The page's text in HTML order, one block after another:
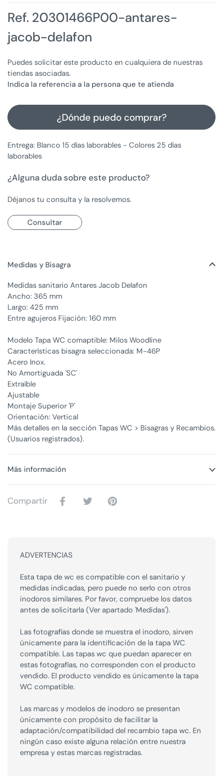
Ref. 20301466P00-antares-
jacob-delafon
Puedes solicitar este producto en cualquiera de nuestras
tiendas asociadas.
Indica la referencia a la persona que te atienda
¿Dónde puedo comprar?
Entrega: Blanco 15 días laborables - Colores 25 días
laborables
¿Alguna duda sobre este producto?
Déjanos tu consulta y la resolvemos.
Consultar
Medidas y Bisagra
Medidas sanitario Antares Jacob Delafon
Ancho: 365 mm
Largo: 425 mm
Entre agujeros Fijación: 160 mm
Modelo Tapa WC comaptible: Milos Woodline
Características bisagra seleccionada: M-46P
Acero Inox.
No Amortiguada 'SC'
Extraíble
Ajustable
Montaje Superior 'P'
Orientación: Vertical
Más detalles en la sección Tapas WC > Bisagras y Recambios.
(Usuarios registrados).
Más información
Compartir
ADVERTENCIAS
Esta tapa de wc es compatible con el sanitario y
medidas indicadas, pero puede no serlo con otros
inodoros similares. Por favor, compruebe los datos
antes de solicitarla (Ver apartado 'Medidas').
Las fotografías donde se muestra el inodoro, sirven
únicamente para la identificación de la tapa WC
compatible. Las tapas wc que puedan aparecer en
estas fotografías, no corresponden con el producto
vendido. El producto vendido es únicamente la tapa
WC compatible.
Las marcas y modelos de inodoro se presentan
únicamente con propósito de facilitar la
adaptación/compatibilidad del recambio tapa wc. En
ningún caso existe alguna relación entre nuestra
empresa y estas marcas registradas.